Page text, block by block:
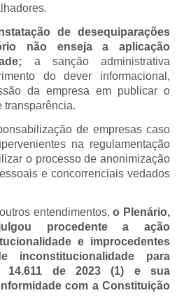
de desequiparações
não enseja a aplicação
a sanção administrativa
do dever informacional,
da empresa em publicar o
transparência.
de empresas caso
na regulamentação
o processo de anonimização
e concorrenciais vedados
entendimentos,o Plenário,
procedente a ação
e improcedentes
inconstitucionalidade para
14.611 de 2023 (1) e sua
com a Constituição